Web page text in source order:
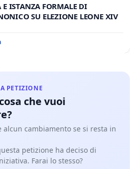
ISTANZA FORMALE DI
SU ELEZIONE LEONE XIV
PETIZIONE
che vuoi
alcun cambiamento se si resta in
petizione ha deciso di
Farai lo stesso?